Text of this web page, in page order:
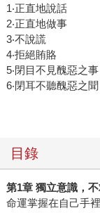
1‧正直地說話
2‧正直地做事
3‧不說謊
4‧拒絕賄賂
5‧閉目不見醜惡之事
6‧閉耳不聽醜惡之聞
目錄
第1章 獨立意識，
命運掌握在自己手裡